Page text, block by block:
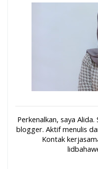
Perkenalkan, saya
blogger. Aktif menulis
Kontak